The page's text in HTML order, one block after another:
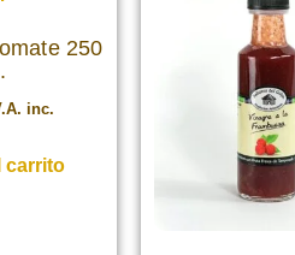
250
inc.
carrito